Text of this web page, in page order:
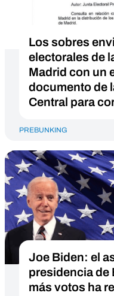
Los sobres
electorales de
Madrid con un
documento de
Central para
PREBUNKING
Joe Biden: el
presidencia de
más votos ha